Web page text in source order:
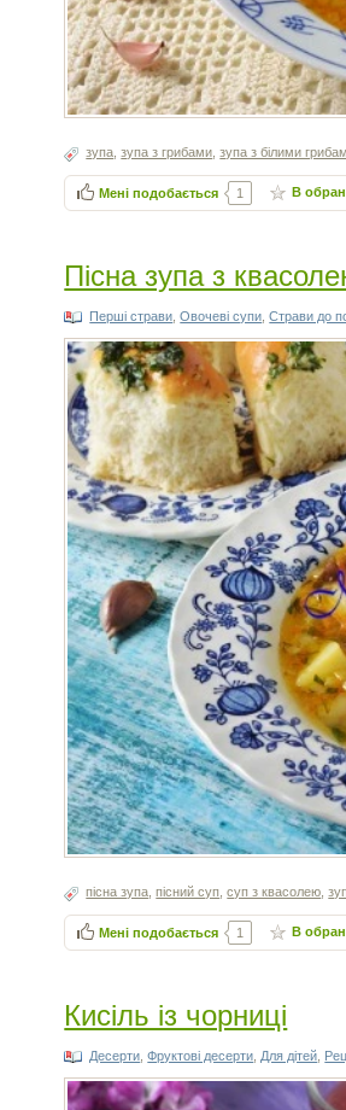
зупа ,зупа з грибами ,зупа з білими
Мені подобається 1 В
Пісна зупа з
Перші страви ,Овочеві супи ,Страви до
пісна зупа ,пісний суп ,суп з квасолею ,
Мені подобається 1 В
Кисіль із чорниці
Десерти ,Фруктові десерти Для дітей